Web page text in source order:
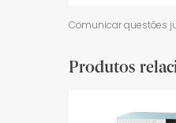
Recursos de
De momento,
sobre
Comunicar questões
Produtos